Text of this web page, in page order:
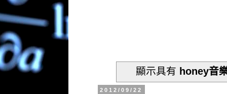
顯示具有 honey音
2012/09/22